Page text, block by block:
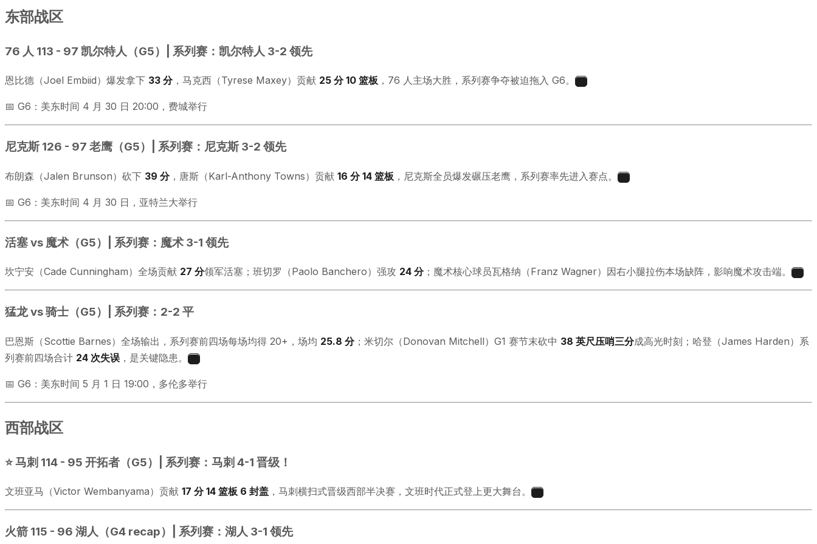
东部战区
76 人 113 - 97 凯尔特人（G5）| 系列赛：凯尔特人 3-2 领先
恩比德（Joel Embiid）爆发拿下 33 分，马克西（Tyrese Maxey）贡献 25 分 10 篮板 ，76 人主场大胜，系列赛争夺被迫拖入 G6。
📅 G6：美东时间 4 月 30 日 20:00，费城举行
尼克斯 126 - 97 老鹰（G5）| 系列赛：尼克斯 3-2 领先
布朗森（Jalen Brunson）砍下 39 分，唐斯（Karl-Anthony Towns）贡献 16 分 14 篮板 ，尼克斯全员爆发碾压老鹰，系列赛率先进入赛点。
📅 G6：美东时间 4 月 30 日，亚特兰大举行
活塞 vs 魔术（G5）| 系列赛：魔术 3-1 领先
坎宁安（Cade Cunningham）全场贡献 27 分领军活塞；班切罗（Paolo Banchero）强攻 24 分；魔术核心球员瓦格纳（Franz Wagner）因右小腿拉伤本场缺阵，影响魔术攻击端。
猛龙 vs 骑士（G5）| 系列赛：2-2 平
巴恩斯（Scottie Barnes）全场输出，系列赛前四场每场均得 20+，场均 25.8 分；米切尔（Donovan Mitchell）G1 赛节末砍中 38 英尺压哨三分成高光时刻；哈登（James Harden）系
列赛前四场合计 24 次失误 ，是关键隐患。
📅 G6：美东时间 5 月 1 日 19:00，多伦多举行
西部战区
⭐ 马刺 114 - 95 开拓者（G5）| 系列赛：马刺 4-1 晋级！
文班亚马（Victor Wembanyama）贡献 17 分 14 篮板 6 封盖 ，马刺横扫式晋级西部半决赛，文班时代正式登上更大舞台。
火箭 115 - 96 湖人（G4 recap）| 系列赛：湖人 3-1 领先